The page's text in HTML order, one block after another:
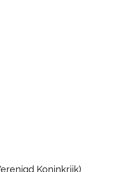
Koninkrijk)